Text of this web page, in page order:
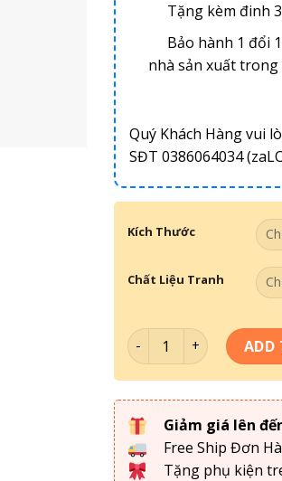
Tặng kèm đinh
Bảo hành 1 đổi
nhà sản xuất trong
Quý Khách Hàng vui
SĐT 0386064034
Kích Thước
Chất Liệu Tranh
Tranh Quán BilliardsADD
Giảm giá lên
Free Ship Đơn
Tặng phụ kiện